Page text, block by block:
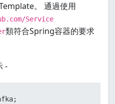
>org.springframework.boot
>spring-boot-maven-
compile
。 通過使用
Service
類符合Spring容器的要求
-